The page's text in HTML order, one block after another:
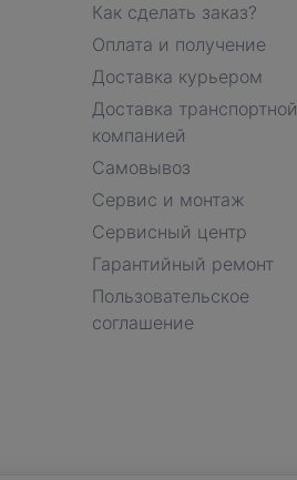
Как сделать заказ?
Оплата и получение
Доставка курьером
Доставка транспортной
компанией
Самовывоз
Сервис и монтаж
Сервисный центр
Гарантийный ремонт
Пользовательское
соглашение